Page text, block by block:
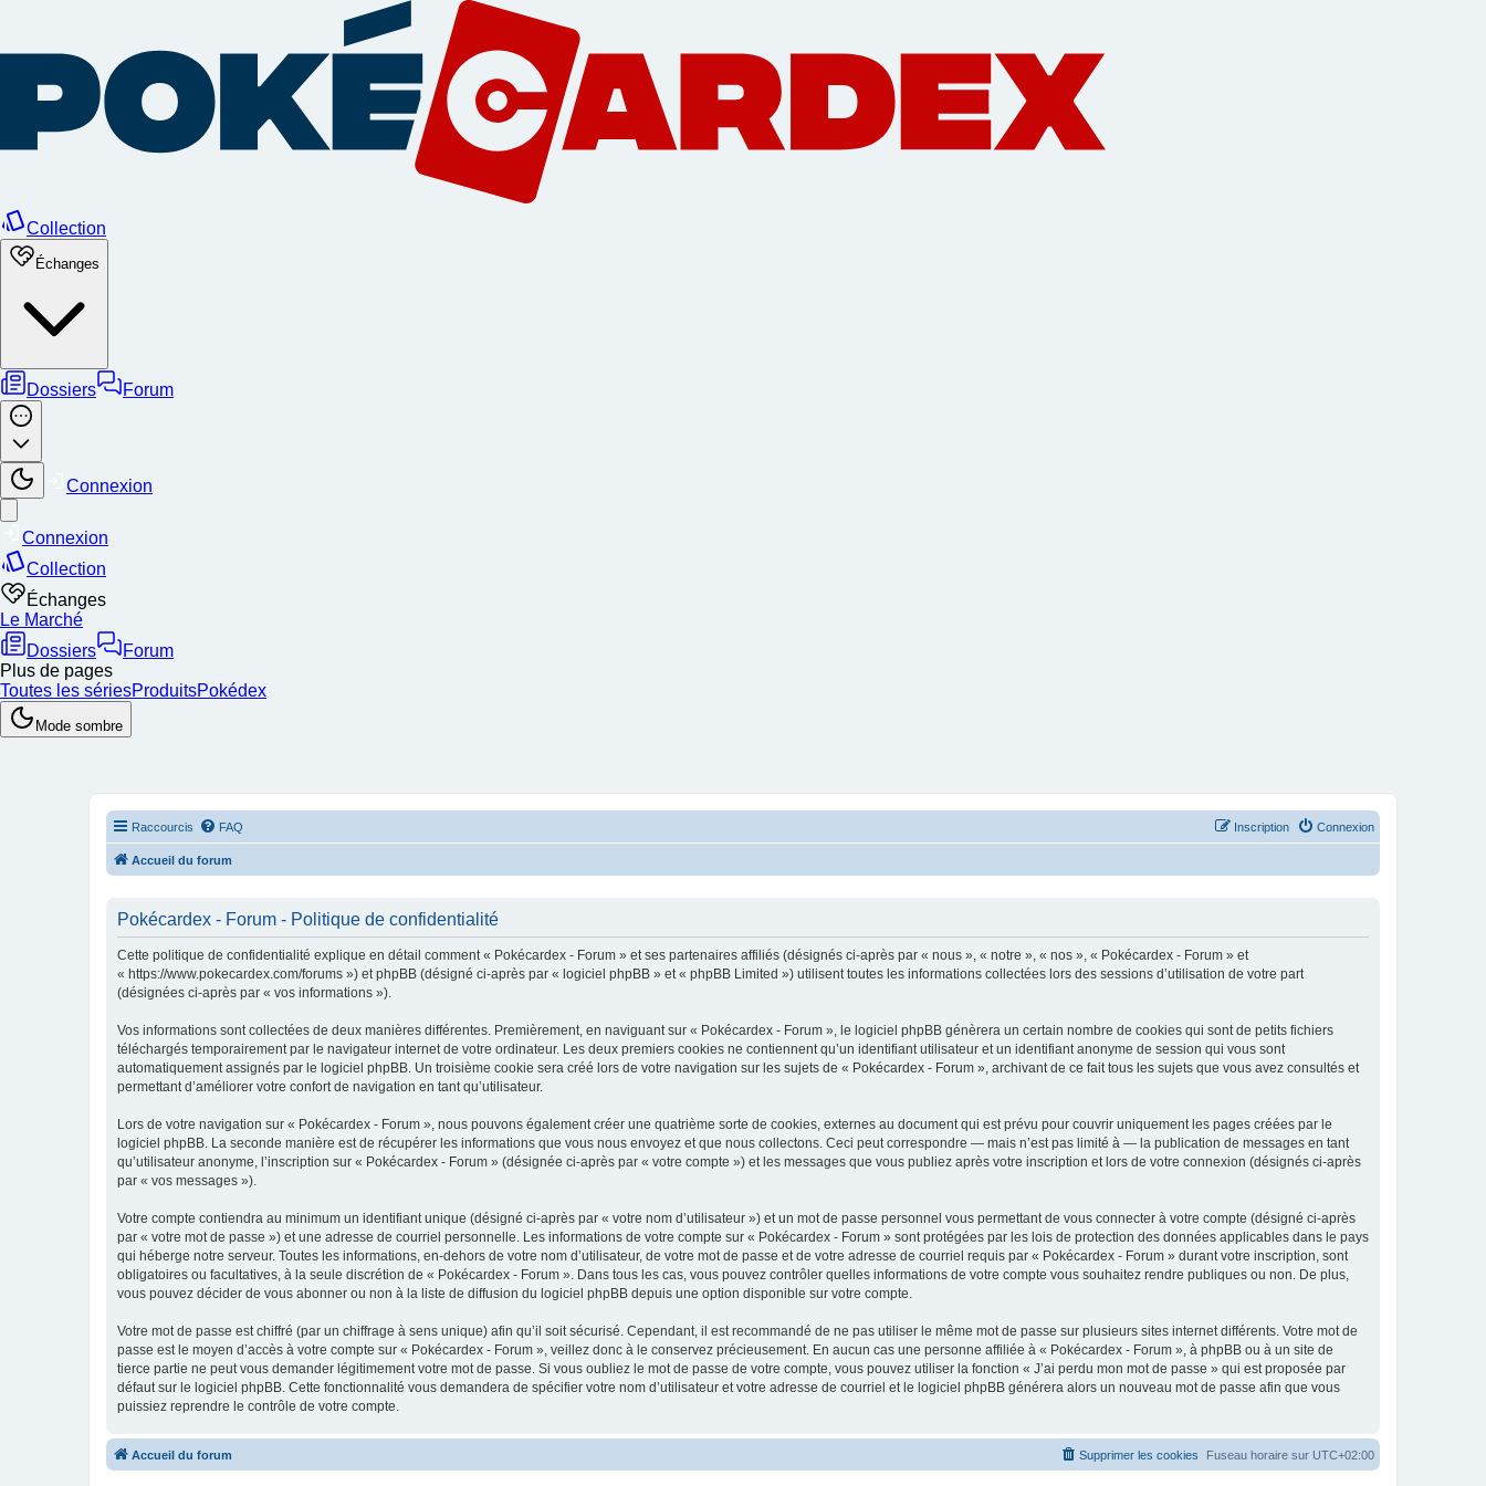
Raccourcis FAQ Connexion
Inscription
Accueil du forum
Pokécardex - Forum - Politique de confidentialité
Cette politique de confidentialité explique en détail comment « Pokécardex - Forum » et ses partenaires affiliés (désignés ci-après par « nous », « notre », « nos », « Pokécardex - Forum » et
« https://www.pokecardex.com/forums ») et phpBB (désigné ci-après par « logiciel phpBB » et « phpBB Limited ») utilisent toutes les informations collectées lors des sessions d’utilisation de votre part
(désignées ci-après par « vos informations »).
Vos informations sont collectées de deux manières différentes. Premièrement, en naviguant sur « Pokécardex - Forum », le logiciel phpBB génèrera un certain nombre de cookies qui sont de petits fichiers
téléchargés temporairement par le navigateur internet de votre ordinateur. Les deux premiers cookies ne contiennent qu’un identifiant utilisateur et un identifiant anonyme de session qui vous sont
automatiquement assignés par le logiciel phpBB. Un troisième cookie sera créé lors de votre navigation sur les sujets de « Pokécardex - Forum », archivant de ce fait tous les sujets que vous avez consultés et
permettant d’améliorer votre confort de navigation en tant qu’utilisateur.
Lors de votre navigation sur « Pokécardex - Forum », nous pouvons également créer une quatrième sorte de cookies, externes au document qui est prévu pour couvrir uniquement les pages créées par le
logiciel phpBB. La seconde manière est de récupérer les informations que vous nous envoyez et que nous collectons. Ceci peut correspondre — mais n’est pas limité à — la publication de messages en tant
qu’utilisateur anonyme, l’inscription sur « Pokécardex - Forum » (désignée ci-après par « votre compte ») et les messages que vous publiez après votre inscription et lors de votre connexion (désignés ci-après
par « vos messages »).
Votre compte contiendra au minimum un identifiant unique (désigné ci-après par « votre nom d’utilisateur ») et un mot de passe personnel vous permettant de vous connecter à votre compte (désigné ci-après
par « votre mot de passe ») et une adresse de courriel personnelle. Les informations de votre compte sur « Pokécardex - Forum » sont protégées par les lois de protection des données applicables dans le pays
qui héberge notre serveur. Toutes les informations, en-dehors de votre nom d’utilisateur, de votre mot de passe et de votre adresse de courriel requis par « Pokécardex - Forum » durant votre inscription, sont
obligatoires ou facultatives, à la seule discrétion de « Pokécardex - Forum ». Dans tous les cas, vous pouvez contrôler quelles informations de votre compte vous souhaitez rendre publiques ou non. De plus,
vous pouvez décider de vous abonner ou non à la liste de diffusion du logiciel phpBB depuis une option disponible sur votre compte.
Votre mot de passe est chiffré (par un chiffrage à sens unique) afin qu’il soit sécurisé. Cependant, il est recommandé de ne pas utiliser le même mot de passe sur plusieurs sites internet différents. Votre mot de
passe est le moyen d’accès à votre compte sur « Pokécardex - Forum », veillez donc à le conservez précieusement. En aucun cas une personne affiliée à « Pokécardex - Forum », à phpBB ou à un site de
tierce partie ne peut vous demander légitimement votre mot de passe. Si vous oubliez le mot de passe de votre compte, vous pouvez utiliser la fonction « J’ai perdu mon mot de passe » qui est proposée par
défaut sur le logiciel phpBB. Cette fonctionnalité vous demandera de spécifier votre nom d’utilisateur et votre adresse de courriel et le logiciel phpBB générera alors un nouveau mot de passe afin que vous
puissiez reprendre le contrôle de votre compte.
Accueil du forum Fuseau horaire sur UTC+02:00
Supprimer les cookies